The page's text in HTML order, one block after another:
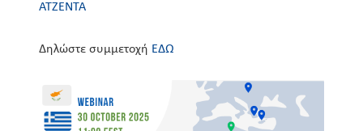
ΑΤΖΕΝΤΑ
Δηλώστε συμμετοχή ΕΔΩ